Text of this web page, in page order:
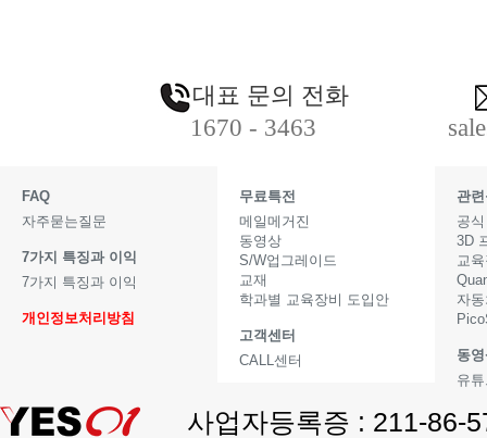
대표 문의 전화
1670 - 3463
FAQ
자주묻는질문
7가지 특징과 이익
7가지 특징과 이익
개인정보처리방침
무료특전
메일메거진
동영상
S/W업그레이드
교재
학과별 교육장비 도입안
고객센터
CALL센터
관
공
3D
교
자
동
유
사업자등록증 : 211-86-